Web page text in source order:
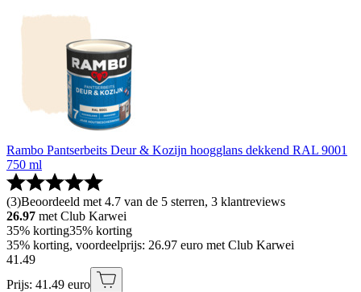
Rambo Pantserbeits Deur & Kozijn hoogglans dekkend RAL 9001
750 ml
(3)Beoordeeld met 4.7 van de 5 sterren, 3 klantreviews
26.97 met Club Karwei
35% korting35% korting
35% korting, voordeelprijs: 26.97 euro met Club Karwei
41 .49
Prijs: 41.49 euro